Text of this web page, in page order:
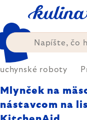
obsah
roboty
Mlynček na
nástavcom na